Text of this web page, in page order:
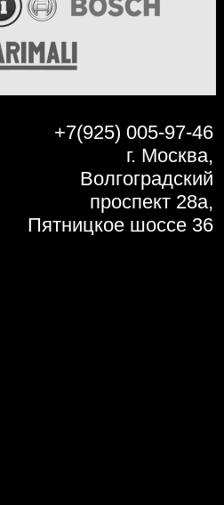
+7(925) 005-97-46
г. Москва,
Волгоградский
проспект 28а,
Пятницкое шоссе 36